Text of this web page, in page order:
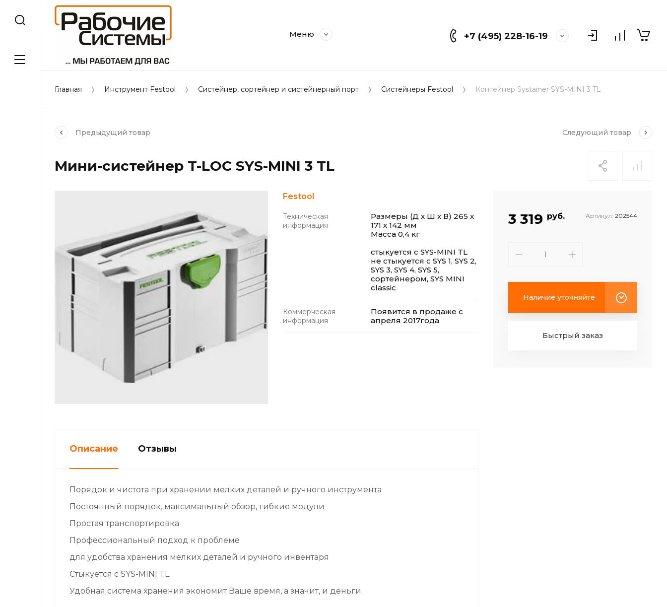
Меню +7 (495) 228-16-19
Главная Инструмент Festool Систейнер, сортейнер и систейнерный порт Систейнеры Festool Контейнер Systainer SYS-MINI 3 TL
Предыдущий товар Следующий товар
Мини-систейнер T-LOC SYS-MINI 3 TL
Festool
Техническая
информация
Размеры (Д x Ш x В) 265 x
171 x 142 мм
Масса 0,4 кг
стыкуется с SYS-MINI TL
не стыкуется с SYS 1, SYS 2,
SYS 3, SYS 4, SYS 5,
сортейнером, SYS MINI
classic
Коммерческая
информация
Появится в продаже с
апреля 2017года
3 319 руб. Артикул: 202544
Наличие уточняйте
Быстрый заказ
Описание Отзывы
Порядок и чистота при хранении мелких деталей и ручного инструмента
Постоянный порядок, максимальный обзор, гибкие модули
Простая транспортировка
Профессиональный подход к проблеме
для удобства хранения мелких деталей и ручного инвентаря
Стыкуется с SYS-MINI TL
Удобная система хранения экономит Ваше время, а значит, и деньги.